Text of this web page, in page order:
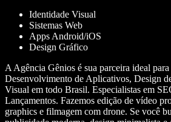
Identidade Visual
Sistemas Web
Apps Android/iOS
Design Gráfico
A Agência Gênios é sua parceira ideal
Desenvolvimento de Aplicativos, Design
Visual em todo Brasil. Especialistas em
Lançamentos. Fazemos edição de vídeo
graphics e filmagem com drone. Se você